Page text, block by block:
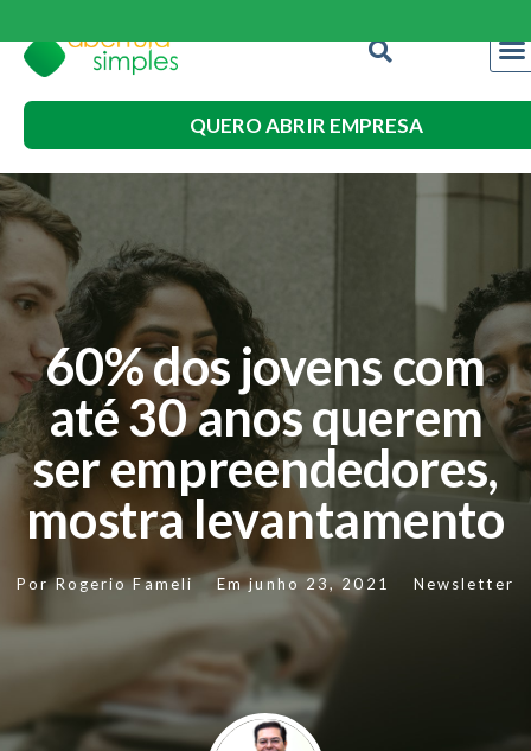
QUERO ABRIR EMPRESA
60% dos jovens com
até 30 anos querem
ser empreendedores,
mostra levantamento
PorRogerio Fameli Em junho 23, 2021 Newsletter